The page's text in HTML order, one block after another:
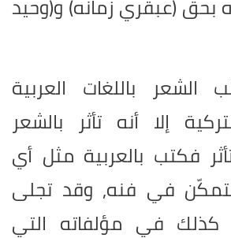
(عبقري زمانه) و(وحيد
الشعر باللغات العربية
إلا أنه تأثر بالشعر
فكتب بالعربية مثل أي
في فنه, وقد تجلى
كذلك في مؤلفاته التي